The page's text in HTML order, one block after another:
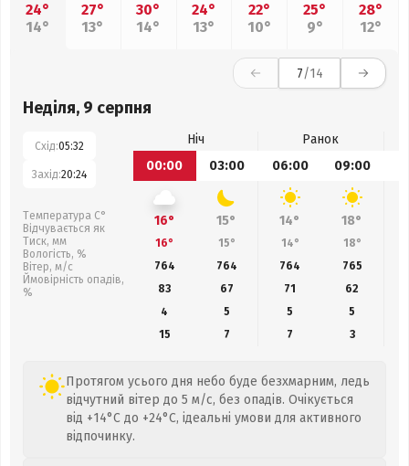
24°
14°
27°
13°
30°
14°
24°
13°
22°
10°
25°
9°
28°
12°
7/14
Неділя, 9 серпня
Схід:05:32
Захід:20:24
Температура С°
Відчувається як
Тиск, мм
Вологість, %
Вітер, м/с
Ймовірність опадів,
%
Ніч
Ранок
00:00
03:00 06:00 09:00
16° 15° 14° 18°
16° 15° 14° 18°
764
764 764 765
83
67 71 62
4
5 5
5
15
7 7 3
Протягом усього дня небо буде безхмарним, ледь
відчутний вітер до 5 м/с, без опадів. Очікується
від +14°C до +24°C, ідеальні умови для активного
відпочинку.